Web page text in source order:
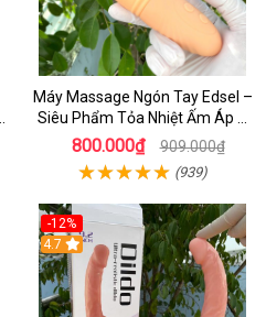
Máy Massage Ngón Tay Edsel –
Siêu Phẩm Tỏa Nhiệt Ấm Áp &
Rung Móc Thăng Hoa
800.000₫ 909.000₫
(939)
-12%
4.7